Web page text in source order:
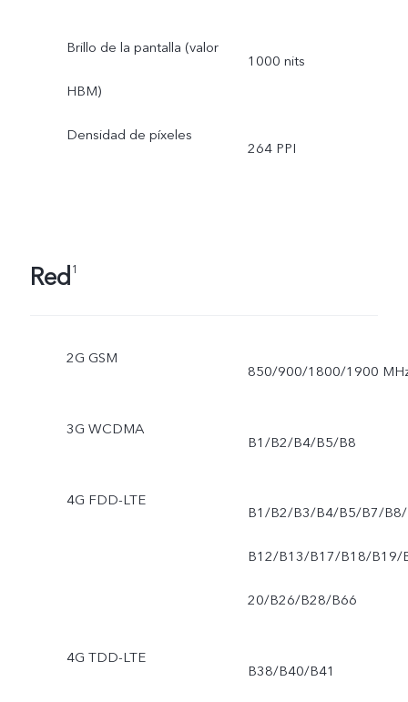
Brillo de la pantalla (valor
HBM)
1000 nits
Densidad de píxeles
264 PPI
Red1
2G GSM
850/900/1800/1900
3G WCDMA
B1/B2/B4/B5/B8
4G FDD-LTE
B1/B2/B3/B4/B5/B7/B8/
B12/B13/B17/B18/B19/
20/B26/B28/B66
4G TDD-LTE
B38/B40/B41